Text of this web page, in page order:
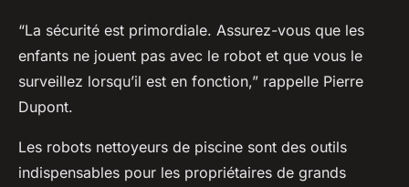
“La sécurité est primordiale. Assurez-vous que les
enfants ne jouent pas avec le robot et que vous le
surveillez lorsqu’il est en fonction,” rappelle Pierre
Dupont.
Les robots nettoyeurs de piscine sont des outils
indispensables pour les propriétaires de grands